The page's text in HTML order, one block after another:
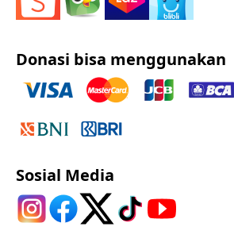
Donasi bisa menggunakan
Sosial Media